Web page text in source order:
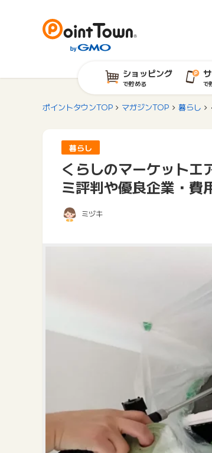
ショッピング
で貯める で
ポイントタウンTOP マガジンTOP 暮らし
暮らし
くらしのマーケットエ
ミ評判や優良企業・費
ミヅキ